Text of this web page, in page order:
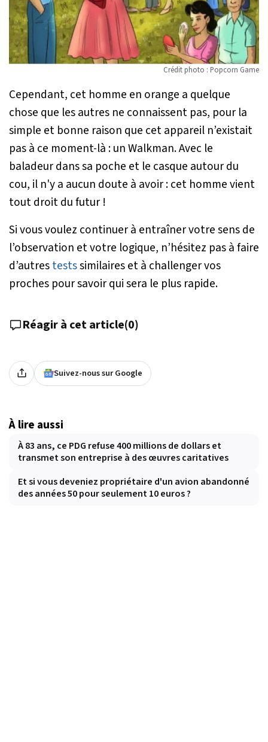
Crédit photo : Popcorn Game
Cependant, cet homme en orange a quelque
chose que les autres ne connaissent pas, pour la
simple et bonne raison que cet appareil n’existait
pas à ce moment-là : un Walkman. Avec le
baladeur dans sa poche et le casque autour du
cou, il n'y a aucun doute à avoir : cet homme vient
tout droit du futur !
Si vous voulez continuer à entraîner votre sens de
l’observation et votre logique, n’hésitez pas à faire
d’autrestestssimilaires et à challenger vos
proches pour savoir qui sera le plus rapide.
Réagir à cet article(0)
Suivez-nous sur Google
À lire aussi
À 83 ans, ce PDG refuse 400 millions de dollars et
transmet son entreprise à des œuvres caritatives
Et si vous deveniez propriétaire d'un avion abandonné
des années 50 pour seulement 10 euros ?